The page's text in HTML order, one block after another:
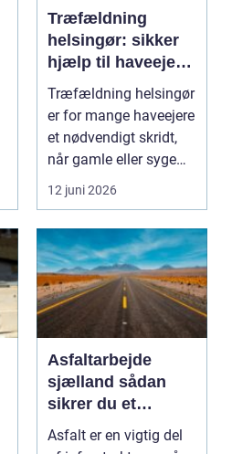
Træfældning
helsingør: sikker
hjælp til haveejere
og virksomheder
Træfældning helsingør
er for mange haveejere
et nødvendigt skridt,
når gamle eller syge
træer skaber...
12 juni 2026
Asfaltarbejde
sjælland sådan
sikrer du et
holdbart resultat
Asfalt er en vigtig del